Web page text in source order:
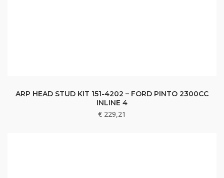
ARP HEAD STUD KIT 151-4202 – FORD PINTO 2300CC
INLINE 4
€ 229,21